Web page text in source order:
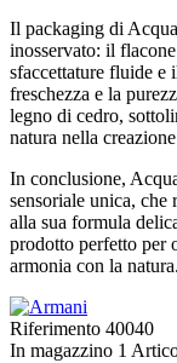
Il packaging di
inosservato: il
sfaccettature fluide e
freschezza e la
legno di cedro,
natura nella
In conclusione,
sensoriale unica,
alla sua formula
prodotto perfetto per
armonia con la natura.
Riferimento 40040
In magazzino 1